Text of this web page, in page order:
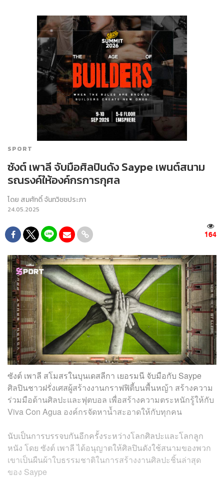
SPORT
ซังต์ เพาลี จับมือศิลปินดัง Saype เพนต์สนาม
รณรงค์ให้องค์กรการกุศล
โดย สมศักดิ์ จันทวิชชประภา
24.05.2025
164
ซังต์ เพาลี สโมสรในบุนเดสลีกา เยอรมนี จับมือกับ Saype
ศิลปินชาวฝรั่งเศสผู้สร้างงานกราฟฟิตี้บนพื้นหญ้า สร้างความ
ร่วมมือด้านศิลปะและฟุตบอล เพื่อสร้างความตระหนักรู้ให้กับ
Viva Con Agua องค์กรจัดหาน้ำสะอาดให้กับทุกคน
นับเป็นการบรรจบกันอีกครั้งระหว่างโลกศิลปะและโลกลูก
หนัง โดย ซังต์ เพาลี ได้อนุญาตให้ศิลปินดังใช้สนามของพวก
เขาเป็นผืนผ้าใบธรรมชาติในการสร้างงานศิลปะชิ้นล่าสุด
ของ Saype